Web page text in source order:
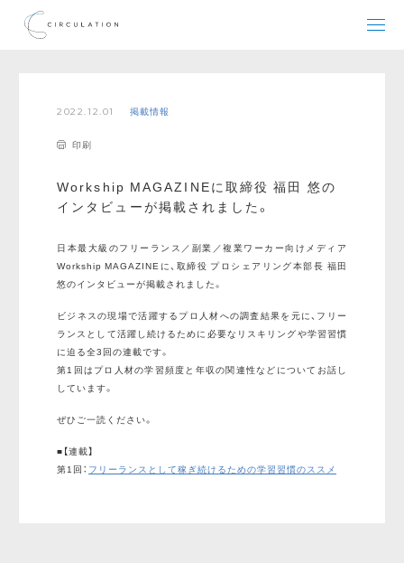
2022.12.01 掲載情報
印刷
Workship MAGAZINEに取締役 福田 悠の
インタビューが掲載されました。
日本最大級のフリーランス／副業／複業ワーカー向けメディア
Workship MAGAZINEに、取締役 プロシェアリング本部長 福田
悠のインタビューが掲載されました。
ビジネスの現場で活躍するプロ人材への調査結果を元に、フリー
ランスとして活躍し続けるために必要なリスキリングや学習習慣
に迫る全3回の連載です。
第1回はプロ人材の学習頻度と年収の関連性などについてお話し
しています。
ぜひご一読ください。
■【連載】
第1回： フリーランスとして稼ぎ続けるための学習習慣のススメ